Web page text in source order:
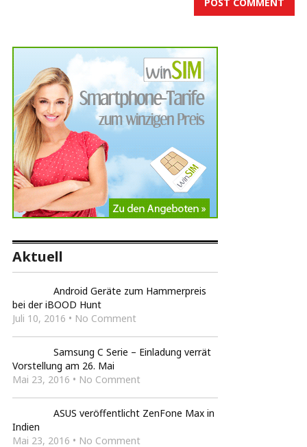
Aktuell
Android Geräte zum Hammerpreis
bei der iBOOD Hunt
Juli 10, 2016 • No Comment
Samsung C Serie – Einladung verrät
Vorstellung am 26. Mai
Mai 23, 2016 • No Comment
ASUS veröffentlicht ZenFone Max in
Indien
Mai 23, 2016 • No Comment